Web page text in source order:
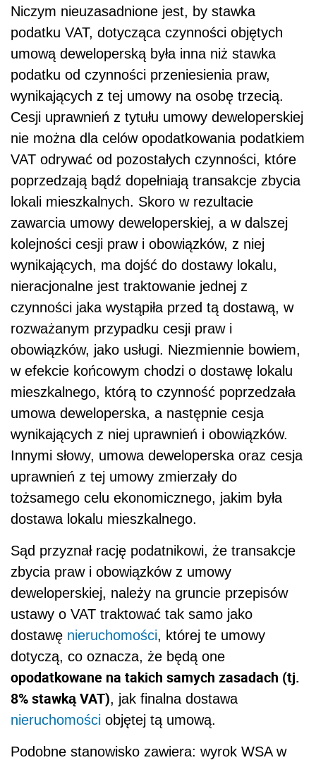
Niczym nieuzasadnione jest, by stawka
podatku VAT, dotycząca czynności objętych
umową deweloperską była inna niż stawka
podatku od czynności przeniesienia praw,
wynikających z tej umowy na osobę trzecią.
Cesji uprawnień z tytułu umowy deweloperskiej
nie można dla celów opodatkowania podatkiem
VAT odrywać od pozostałych czynności, które
poprzedzają bądź dopełniają transakcje zbycia
lokali mieszkalnych. Skoro w rezultacie
zawarcia umowy deweloperskiej, a w dalszej
kolejności cesji praw i obowiązków, z niej
wynikających, ma dojść do dostawy lokalu,
nieracjonalne jest traktowanie jednej z
czynności jaka wystąpiła przed tą dostawą, w
rozważanym przypadku cesji praw i
obowiązków, jako usługi. Niezmiennie bowiem,
w efekcie końcowym chodzi o dostawę lokalu
mieszkalnego, którą to czynność poprzedzała
umowa deweloperska, a następnie cesja
wynikających z niej uprawnień i obowiązków.
Innymi słowy, umowa deweloperska oraz cesja
uprawnień z tej umowy zmierzały do
tożsamego celu ekonomicznego, jakim była
dostawa lokalu mieszkalnego.
Sąd przyznał rację podatnikowi, że transakcje
zbycia praw i obowiązków z umowy
deweloperskiej, należy na gruncie przepisów
ustawy o VAT traktować tak samo jako
dostawę nieruchomości, której te umowy
dotyczą, co oznacza, że będą one
opodatkowane na takich samych zasadach (tj.
8% stawką VAT), jak finalna dostawa
nieruchomości objętej tą umową.
Podobne stanowisko zawiera: wyrok WSA w